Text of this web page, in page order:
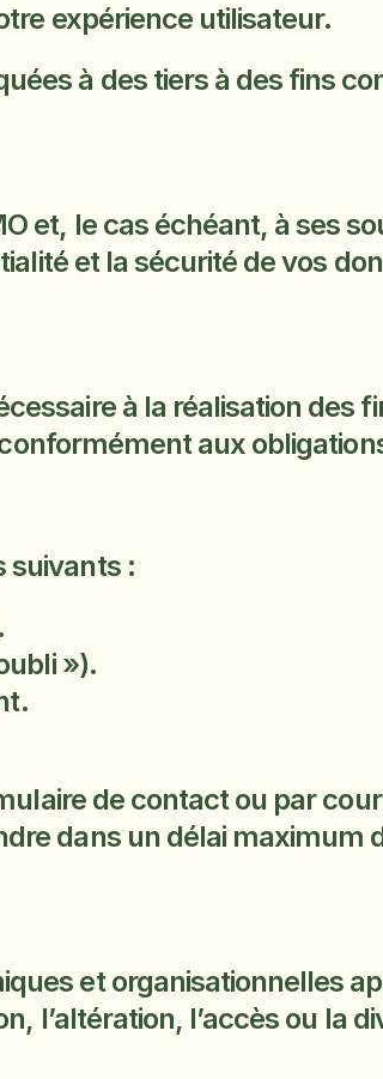
expérience utilisateur.
à des tiers à des fins
et, le cas échéant, à ses
et la sécurité de vos
à la réalisation des
aux
suivants :
»).
de contact ou par
dans un délai maximum
et organisationnelles
l’altération, l’accès ou la